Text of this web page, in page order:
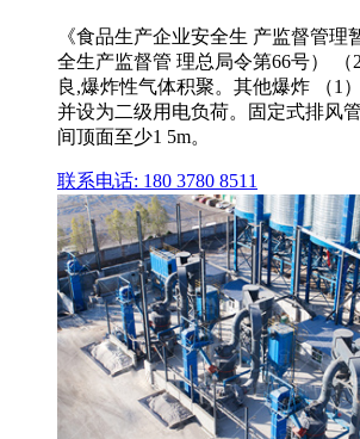
《食品生产企业安全生 产监督管理
全生产监督管 理总局令第66号） （
良,爆炸性气体积聚。其他爆炸 （1
并设为二级用电负荷。固定式排风
间顶面至少1 5m。
联系电话: 180 3780 8511